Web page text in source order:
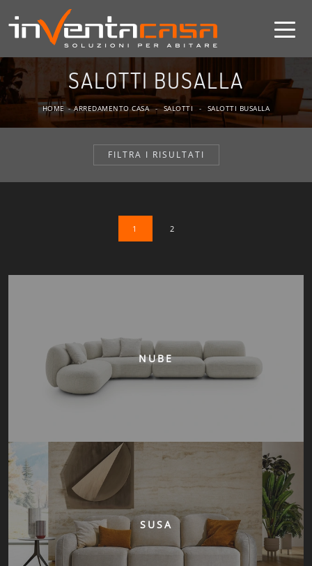
SALOTTI BUSALLA
HOME - ARREDAMENTO CASA - SALOTTI - SALOTTI BUSALLA
FILTRA I RISULTATI
1 2
NUBE
SUSA